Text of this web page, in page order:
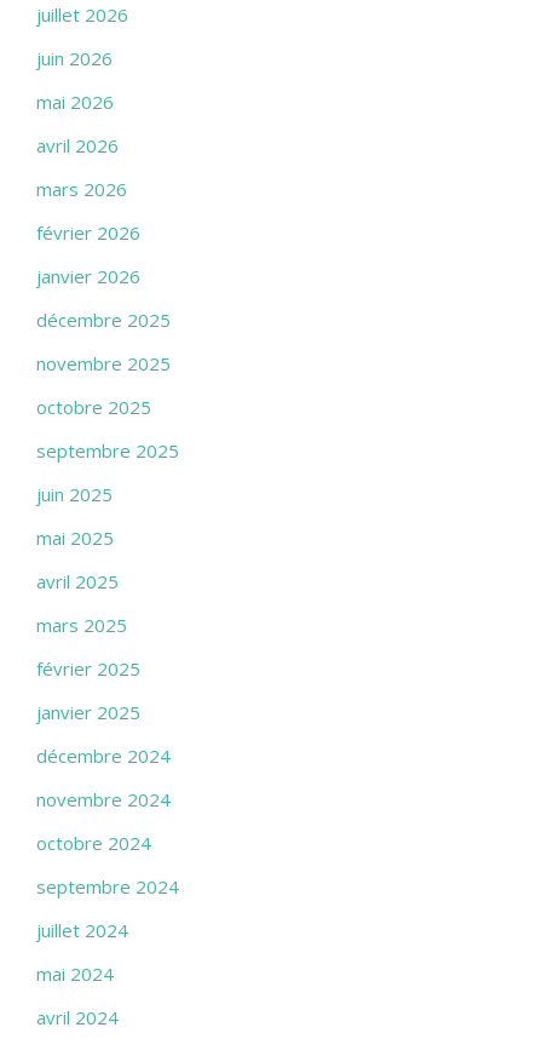
juillet 2026
juin 2026
mai 2026
avril 2026
mars 2026
février 2026
janvier 2026
décembre 2025
novembre 2025
octobre 2025
septembre 2025
juin 2025
mai 2025
avril 2025
mars 2025
février 2025
janvier 2025
décembre 2024
novembre 2024
octobre 2024
septembre 2024
juillet 2024
mai 2024
avril 2024